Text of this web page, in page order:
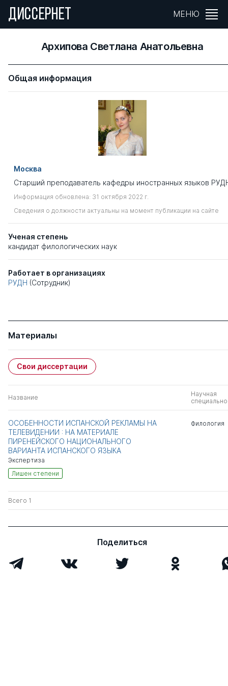
ДИССЕРНЕТ МЕНЮ
Архипова Светлана Анатольевна
Общая информация
Москва
Старший преподаватель кафедры иностранных языков
Информация обновлена: 31 октября 2022 г.
Сведения о должности актуальны на момент публикации на сайте
Ученая степень
кандидат филологических наук
Работает в организациях
РУДН (Сотрудник)
Материалы
Свои диссертации
Название
Научная
ОСОБЕННОСТИ ИСПАНСКОЙ РЕКЛАМЫ НА
ТЕЛЕВИДЕНИИ : НА МАТЕРИАЛЕ
ПИРЕНЕЙСКОГО НАЦИОНАЛЬНОГО
ВАРИАНТА ИСПАНСКОГО ЯЗЫКА
Экспертиза
Лишен степени
Филология
Всего 1
Поделиться